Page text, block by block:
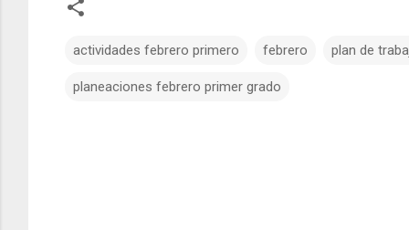
actividades febrero primero febrero plan de
planeaciones febrero primer grado